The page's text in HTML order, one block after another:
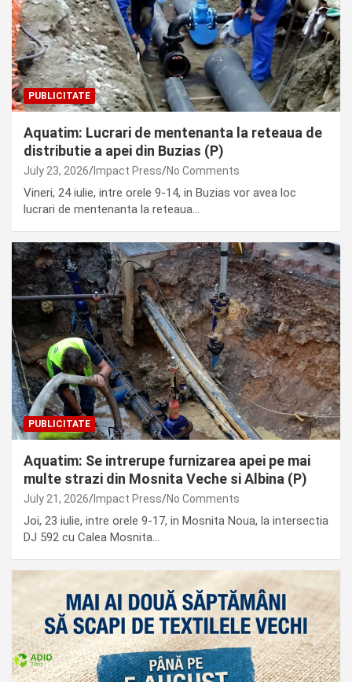
PUBLICITATE
Aquatim: Lucrari de mentenanta la reteaua de
distributie a apei din Buzias (P)
July 23, 2026 Impact Press No Comments
Vineri, 24 iulie, intre orele 9-14, in Buzias vor avea loc
lucrari de mentenanta la reteaua…
PUBLICITATE
Aquatim: Se intrerupe furnizarea apei pe mai
multe strazi din Mosnita Veche si Albina (P)
July 21, 2026 Impact Press No Comments
Joi, 23 iulie, intre orele 9-17, in Mosnita Noua, la intersectia
DJ 592 cu Calea Mosnita…